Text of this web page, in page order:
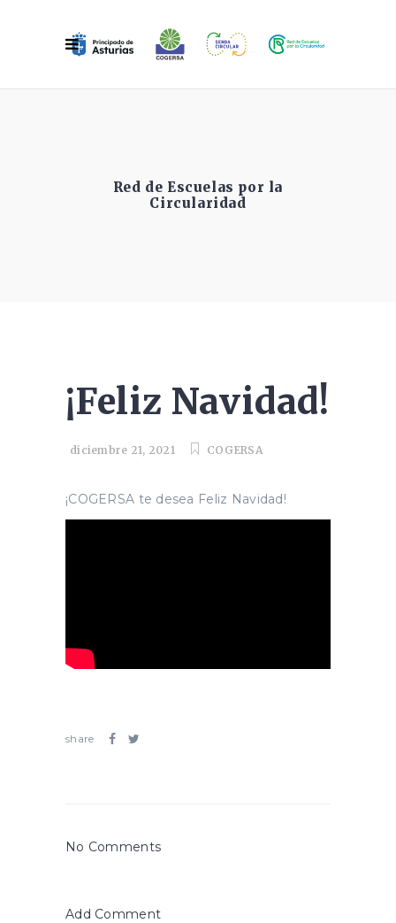
Red de Escuelas por la
Circularidad
¡Feliz Navidad!
diciembre 21, 2021 COGERSA
¡COGERSA te desea Feliz Navidad!
share
No Comments
Add Comment